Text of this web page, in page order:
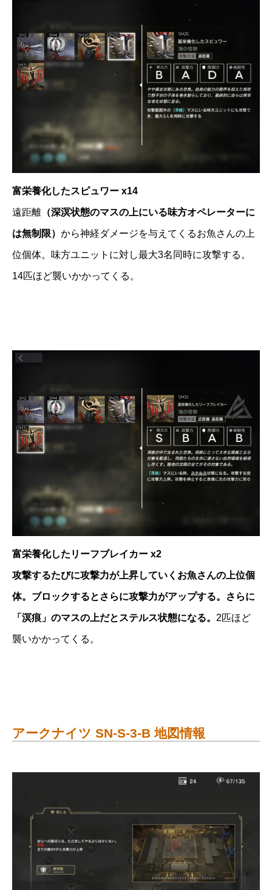
富栄養化したスピュワー x14
遠距離 （深溟状態のマスの上にいる味方オペレーターに
は無制限） から神経ダメージを与えてくるお魚さんの上
位個体。味方ユニットに対し最大3名同時に攻撃する。
14匹ほど襲いかかってくる。
富栄養化したリーフブレイカー x2
攻撃するたびに攻撃力が上昇していくお魚さんの上位個
体。ブロックするとさらに攻撃力がアップする。さらに
「溟痕」のマスの上だとステルス状態になる。 2匹ほど
襲いかかってくる。
アークナイツ SN-S-3-B 地図情報